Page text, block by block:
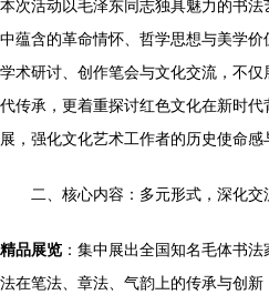
本次活动以毛泽东同志独具魅力的书
中蕴含的革命情怀、哲学思想与美学价
学术研讨、创作笔会与文化交流，不
代传承，更着重探讨红色文化在新时
展，强化文化艺术工作者的历史使命感
二、核心内容：多元形式，深化交
精品展览 ：集中展出全国知名毛体书
法在笔法、章法、气韵上的传承与创新